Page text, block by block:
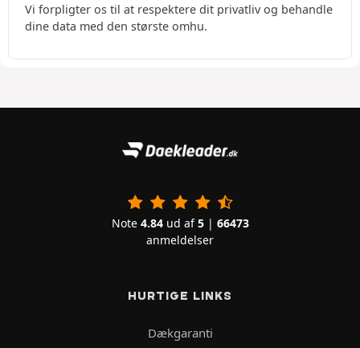
Vi forpligter os til at respektere dit privatliv og behandle
dine data med den største omhu.
Note 4.84ud af5| 66473
anmeldelser
HURTIGE LINKS
Dækgaranti